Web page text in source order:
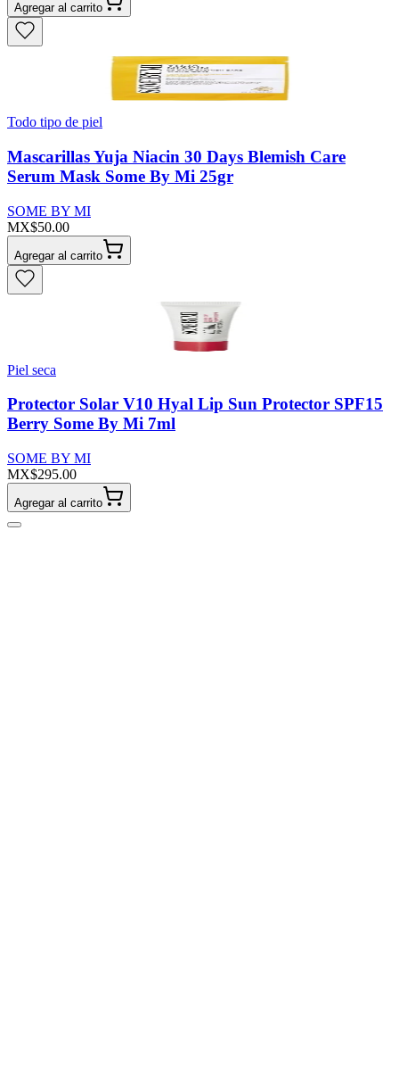
Agregar al carrito
Todo tipo de piel
Mascarillas Yuja Niacin 30 Days Blemish Care
Serum Mask Some By Mi 25gr
SOME BY MI
MX$50.00
Agregar al carrito
Piel seca
Protector Solar V10 Hyal Lip Sun Protector SPF15
Berry Some By Mi 7ml
SOME BY MI
MX$295.00
Agregar al carrito